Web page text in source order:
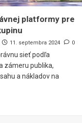
platformy pre
11. septembra 2024 0
sieť podľa
zámeru publika,
a nákladov na